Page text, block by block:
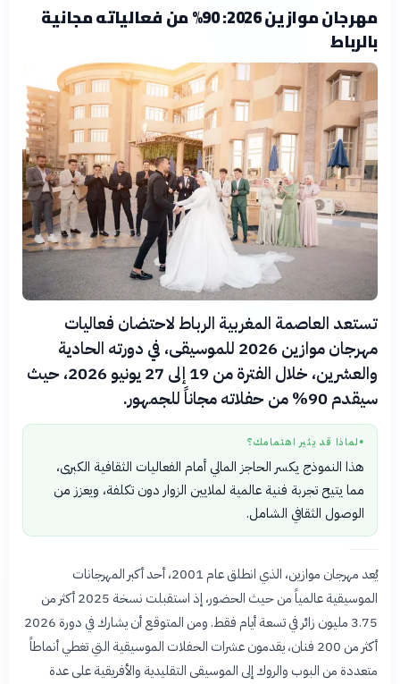
مهرجان موازين 2026: 90% من فعالياته مجانية
بالرباط
تستعد العاصمة المغربية الرباط لاحتضان فعاليات
مهرجان موازين 2026 للموسيقى، في دورته الحادية
والعشرين، خلال الفترة من 19 إلى 27 يونيو 2026، حيث
سيقدم 90% من حفلاته مجاناً للجمهور.
● لماذا قد يثير اهتمامك؟
هذا النموذج يكسر الحاجز المالي أمام الفعاليات الثقافية الكبرى،
مما يتيح تجربة فنية عالمية لملايين الزوار دون تكلفة، ويعزز من
الوصول الثقافي الشامل.
يُعد مهرجان موازين، الذي انطلق عام 2001، أحد أكبر المهرجانات
الموسيقية عالمياً من حيث الحضور، إذ استقبلت نسخة 2025 أكثر من
3.75 مليون زائر في تسعة أيام فقط. ومن المتوقع أن يشارك في دورة 2026
أكثر من 200 فنان، يقدمون عشرات الحفلات الموسيقية التي تغطي أنماطاً
متعددة من البوب والروك إلى الموسيقى التقليدية والأفريقية على عدة